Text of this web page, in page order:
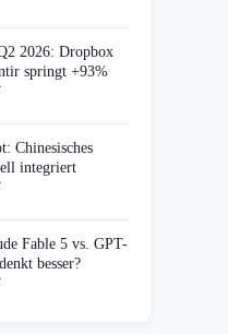
2026: Dropbox
springt +93%
Chinesisches
integriert
Fable 5 vs. GPT-
besser?